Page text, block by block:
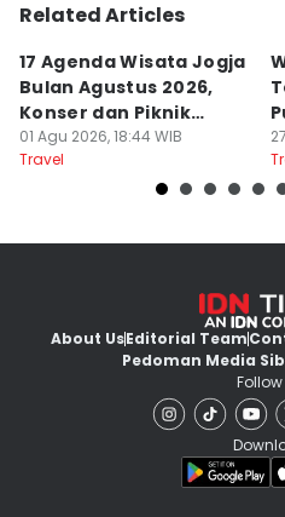
Related Articles
17 Agenda Wisata Jogja
Bulan Agustus 2026,
Konser dan Piknik
Literasi
01 Agu 2026, 18:44 WIB
Travel
About UsEditorial Team
Pedoman Media
Follow